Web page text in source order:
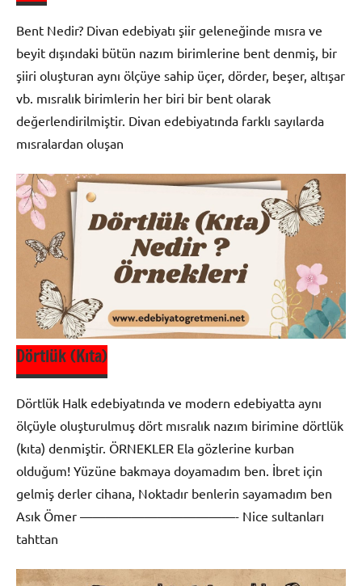
Bent Nedir? Divan edebiyatı şiir geleneğinde mısra ve
beyit dışındaki bütün nazım birimlerine bent denmiş, bir
şiiri oluşturan aynı ölçüye sahip üçer, dörder, beşer, altışar
vb. mısralık birimlerin her biri bir bent olarak
değerlendirilmiştir. Divan edebiyatında farklı sayılarda
mısralardan oluşan
Divan
Edebiyatı
Şiir
Dörtlük (Kıta)
Dörtlük Halk edebiyatında ve modern edebiyatta aynı
ölçüyle oluşturulmuş dört mısralık nazım birimine dörtlük
(kıta) denmiştir. ÖRNEKLER Ela gözlerine kurban
olduğum! Yüzüne bakmaya doyamadım ben. İbret için
gelmiş derler cihana, Noktadır benlerin sayamadım ben
Asık Ömer ————————————- Nice sultanları
tahttan